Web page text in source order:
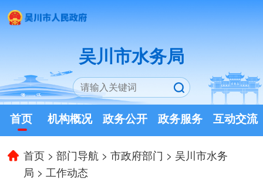
吴川市水务局
首页 机构概况 政务公开 政务服务 互动交流
首页 >部门导航 >市政府部门 > 吴川市水务
局 > 工作动态